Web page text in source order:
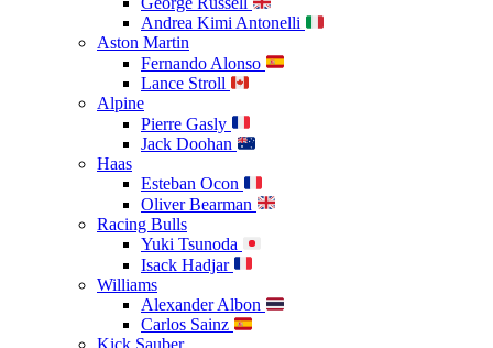
Andrea Kimi Antonelli
Aston Martin
Fernando Alonso
Lance Stroll
Alpine
Pierre Gasly
Jack Doohan
Haas
Esteban Ocon
Oliver Bearman
Racing Bulls
Yuki Tsunoda
Isack Hadjar
Williams
Alexander Albon
Carlos Sainz